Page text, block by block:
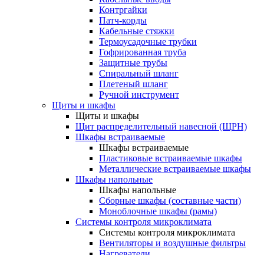
Контргайки
Патч-корды
Кабельные стяжки
Термоусадочные трубки
Гофрированная труба
Защитные трубы
Спиральный шланг
Плетеный шланг
Ручной инструмент
Щиты и шкафы
Щиты и шкафы
Щит распределительный навесной (ЩРН)
Шкафы встраиваемые
Шкафы встраиваемые
Пластиковые встраиваемые шкафы
Металлические встраиваемые шкафы
Шкафы напольные
Шкафы напольные
Сборные шкафы (составные части)
Моноблочные шкафы (рамы)
Системы контроля микроклимата
Системы контроля микроклимата
Вентиляторы и воздушные фильтры